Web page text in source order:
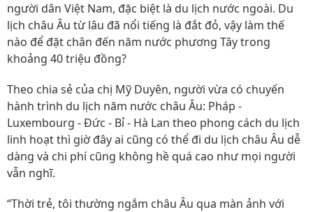
người dân Việt Nam, đặc biệt là du lịch nước ngoài. Du
lịch châu Âu từ lâu đã nổi tiếng là đắt đỏ, vậy làm thế
nào để đặt chân đến năm nước phương Tây trong
khoảng 40 triệu đồng?
Theo chia sẻ của chị Mỹ Duyên, người vừa có chuyến
hành trình du lịch năm nước châu Âu: Pháp -
Luxembourg - Đức - Bỉ - Hà Lan theo phong cách du lịch
linh hoạt thì giờ đây ai cũng có thể đi du lịch châu Âu dễ
dàng và chi phí cũng không hề quá cao như mọi người
vẫn nghĩ.
“Thời trẻ, tôi thường ngắm châu Âu qua màn ảnh với